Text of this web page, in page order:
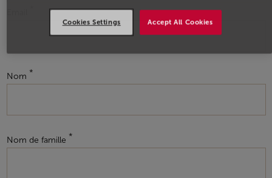
Nom
Nom de famille
Accept All Cookies
Cookies Settings